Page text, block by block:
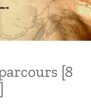
[8